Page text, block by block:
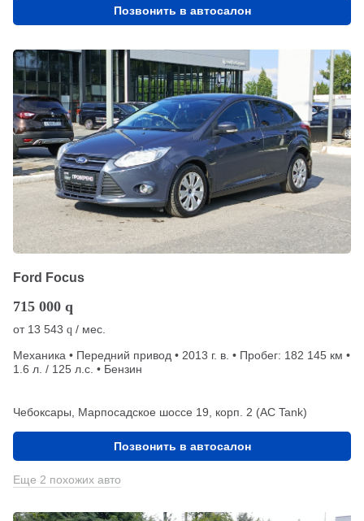
Позвонить в автосалон
Ford Focus
715 000 q
от 13 543 q / мес.
Механика • Передний привод • 2013 г. в. • Пробег: 182 145 км •
1.6 л. / 125 л.с. • Бензин
Чебоксары, Марпосадское шоссе 19, корп. 2 (АС Tank)
Позвонить в автосалон
Еще 2 похожих авто